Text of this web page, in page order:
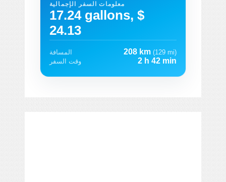
معلومات السفر الإجمالية
17.24 gallons, $
24.13
المسافة 208 km (129 mi)
وقت السفر
2 h 42 min